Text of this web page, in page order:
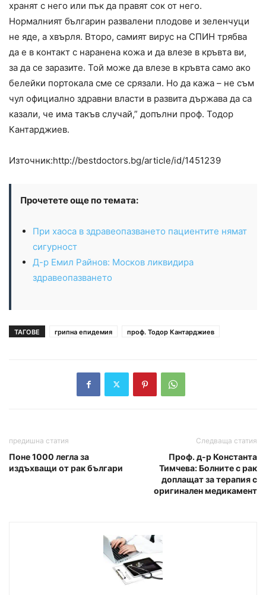
хранят с него или пък да правят сок от него.
Нормалният българин развалени плодове и зеленчуци
не яде, а хвърля. Второ, самият вирус на СПИН трябва
да е в контакт с наранена кожа и да влезе в кръвта ви,
за да се заразите. Той може да влезе в кръвта само ако
белейки портокала сме се срязали. Но да кажа – не съм
чул официално здравни власти в развита държава да са
казали, че има такъв случай,” допълни проф. Тодор
Кантарджиев.
Източник:http://bestdoctors.bg/article/id/1451239
Прочетете още по темата:
При хаоса в здравеопазването пациентите нямат
сигурност
Д-р Емил Райнов: Москов ликвидира
здравеопазването
ТАГОВЕ грипна епидемия проф. Тодор Кантарджиев
предишна статия
Поне 1000 легла за
издъхващи от рак българи
Следваща статия
Проф. д-р Константа
Тимчева: Болните с рак
доплащат за терапия с
оригинален медикамент